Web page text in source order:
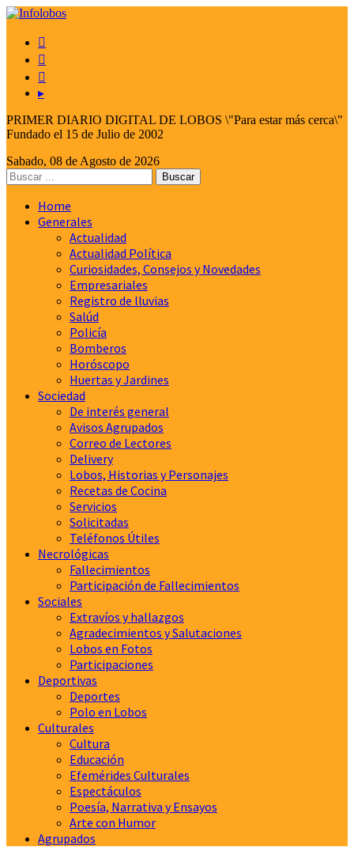



▸
PRIMER DIARIO DIGITAL DE LOBOS \"Para estar más cerca\"
Fundado el 15 de Julio de 2002
Sabado, 08 de Agosto de 2026
Home
Generales
Actualidad
Actualidad Política
Curiosidades, Consejos y Novedades
Empresariales
Registro de lluvias
Salúd
Policía
Bomberos
Horóscopo
Huertas y Jardines
Sociedad
De interés general
Avisos Agrupados
Correo de Lectores
Delivery
Lobos, Historias y Personajes
Recetas de Cocina
Servicios
Solicitadas
Teléfonos Útiles
Necrológicas
Fallecimientos
Participación de Fallecimientos
Sociales
Extravíos y hallazgos
Agradecimientos y Salutaciones
Lobos en Fotos
Participaciones
Deportivas
Deportes
Polo en Lobos
Culturales
Cultura
Educación
Efemérides Culturales
Espectáculos
Poesía, Narrativa y Ensayos
Arte con Humor
Agrupados